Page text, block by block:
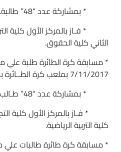
* بمشاركة عدد “48” طالبة.
* فـاز بالمركز الأول كلية
الثاني كلية الحقوق.
* مسابقة كرة الطائرة طلبة
7/11/2017 بملعب كرة الطــائرة بمركز شباب المدينة أســوان.
* بمشاركة عدد “48” طـالب.
* فـاز بالمركز الأول كلية
كلية التربية الرياضية.
* مسابقة كرة طائرة طالبات